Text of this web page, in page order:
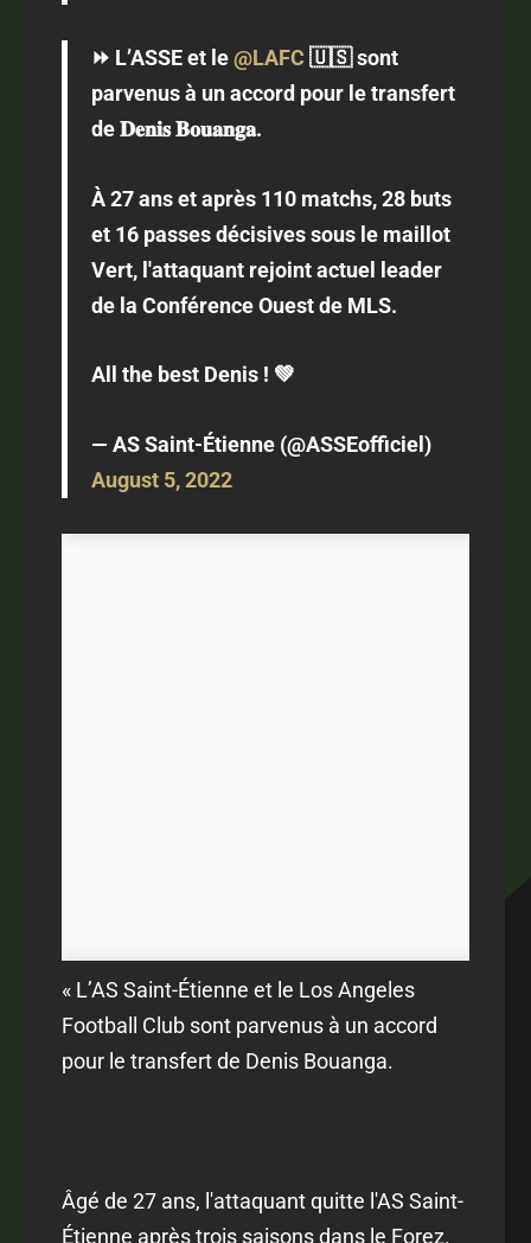
⏩ L’ASSE et le@LAFC 🇺🇸 sont
parvenus à un accord pour le transfert
de 𝐃𝐞𝐧𝐢𝐬 𝐁𝐨𝐮𝐚𝐧𝐠𝐚.
À 27 ans et après 110 matchs, 28 buts
et 16 passes décisives sous le maillot
Vert, l'attaquant rejoint actuel leader
de la Conférence Ouest de MLS.
All the best Denis ! 💚
— AS Saint-Étienne (@ASSEofficiel)
August 5, 2022
« L’AS Saint-Étienne et le Los Angeles
Football Club sont parvenus à un accord
pour le transfert de Denis Bouanga.
Âgé de 27 ans, l'attaquant quitte l'AS Saint-
Étienne après trois saisons dans le Forez.